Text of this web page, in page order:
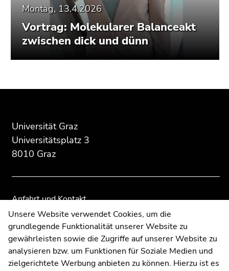
Montag, 13.4.2026
Vortrag: Molekularer Balanceakt
zwischen dick und dünn
Beginn
Zusatzinformationen:
Universität Graz
Universitätsplatz 3
8010 Graz
Anfahrt und Kontakt
Kommunikation und Öffentlichkeitsarbeit
Moodle
UNIGRAZonline
Impressum
Datenschutzerklärung
Ende
Übersicht
Ende
Übersicht
Unsere Website verwendet Cookies, um die
grundlegende Funktionalität unserer Website zu
gewährleisten sowie die Zugriffe auf unserer Website zu
analysieren bzw. um Funktionen für Soziale Medien und
zielgerichtete Werbung anbieten zu können. Hierzu ist es